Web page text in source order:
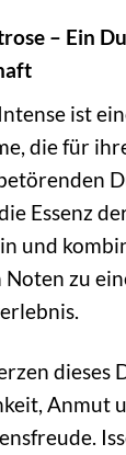
– Ein
ist
die für
Essenz
und
zu
dieses
Anmut